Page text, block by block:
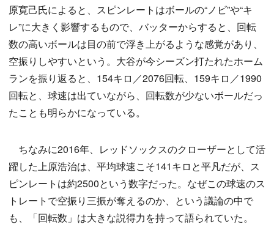
原寛己氏によると、スピンレートはボールの“ノビ”や“キ
レ”に大きく影響するもので、バッターからすると、回転
数の高いボールは目の前で浮き上がるような感覚があり、
空振りしやすいという。大谷が今シーズン打たれたホーム
ランを振り返ると、154キロ／2076回転、159キロ／1990
回転と、球速は出ていながら、回転数が少ないボールだっ
たことも明らかになっている。
ちなみに2016年、レッドソックスのクローザーとして活
躍した上原浩治は、平均球速こそ141キロと平凡だが、ス
ピンレートは約2500という数字だった。なぜこの球速のス
トレートで空振り三振が奪えるのか、という議論の中で
も、「回転数」は大きな説得力を持って語られていた。